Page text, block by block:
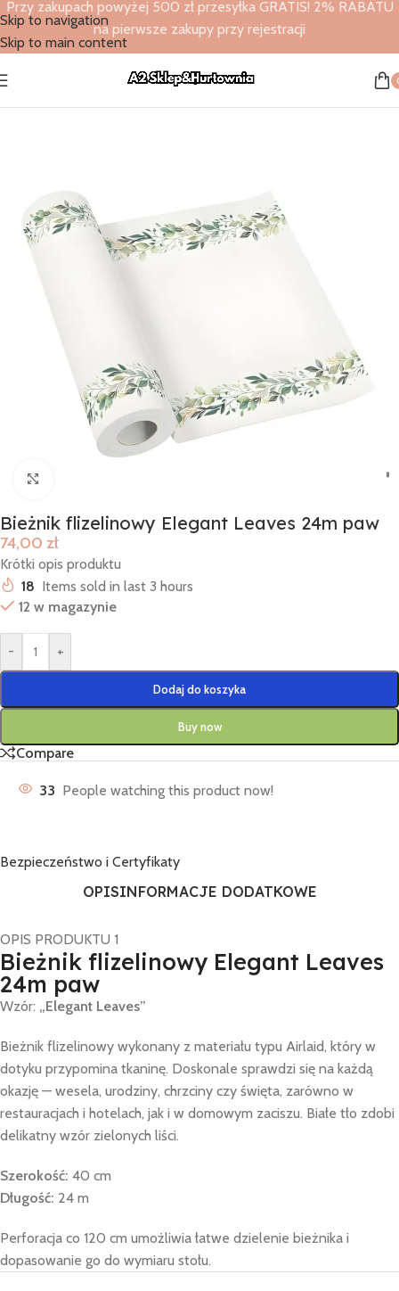
Skip to navigation
Skip to main content
Przy zakupach powyżej 500 zł przesyłka GRATIS! 2% RABATU
na pierwsze zakupy przy rejestracji
Strona główna Bieżniki flizelinowe
Bieżnik flizelinowy Elegant Leaves 24m paw
74,00 zł
Krótki opis produktu
18 Items sold in last 3 hours
12 w magazynie
- +
Dodaj do koszyka
Buy now
Compare
33 People watching this product now!
Bezpieczeństwo i Certyfikaty
OPISINFORMACJE DODATKOWE
OPIS PRODUKTU 1
Bieżnik flizelinowy Elegant Leaves
24m paw
Wzór: „Elegant Leaves”
Bieżnik flizelinowy wykonany z materiału typu Airlaid, który w
dotyku przypomina tkaninę. Doskonale sprawdzi się na każdą
okazję — wesela, urodziny, chrzciny czy święta, zarówno w
restauracjach i hotelach, jak i w domowym zaciszu. Białe tło zdobi
delikatny wzór zielonych liści.
Szerokość: 40 cm
Długość: 24 m
Perforacja co 120 cm umożliwia łatwe dzielenie bieżnika i
dopasowanie go do wymiaru stołu.